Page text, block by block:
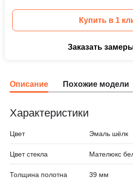
Купить в 1
Заказать
Описание Похожие модели
Характеристики
Цвет Эмаль шёлк
Цвет стекла Мателюкс
Толщина полотна 39 мм